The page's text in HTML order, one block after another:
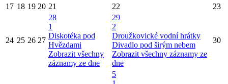
17 18 19 20 21 22 23
24 25 26 27
28
1
Diskotéka pod
Hvězdami
Zobrazit všechny
záznamy ze dne
29
2
Droužkovické vodní hrátky
Divadlo pod širým nebem
Zobrazit všechny záznamy ze
dne
30
5